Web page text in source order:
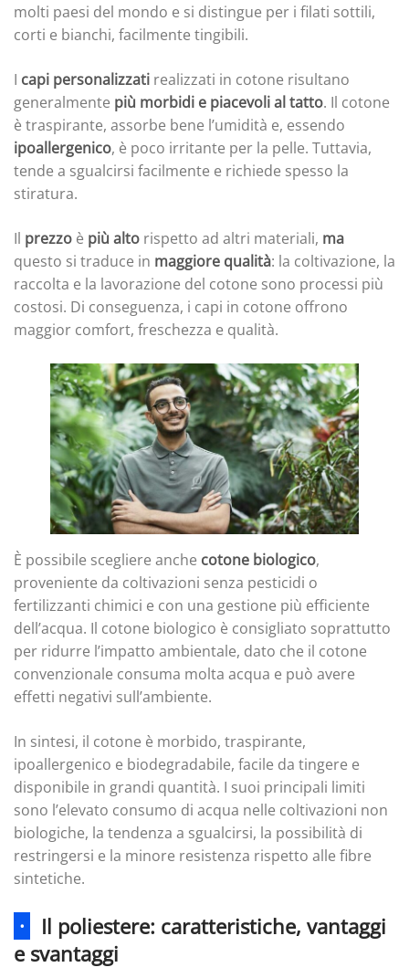
molti paesi del mondo e si distingue per i filati sottili,
corti e bianchi, facilmente tingibili.
I capi personalizzati realizzati in cotone risultano
generalmente più morbidi e piacevoli al tatto. Il cotone
è traspirante, assorbe bene l’umidità e, essendo
ipoallergenico, è poco irritante per la pelle. Tuttavia,
tende a sgualcirsi facilmente e richiede spesso la
stiratura.
Il prezzo è più alto rispetto ad altri materiali, ma
questo si traduce in maggiore qualità: la coltivazione, la
raccolta e la lavorazione del cotone sono processi più
costosi. Di conseguenza, i capi in cotone offrono
maggior comfort, freschezza e qualità.
È possibile scegliere anche cotone biologico,
proveniente da coltivazioni senza pesticidi o
fertilizzanti chimici e con una gestione più efficiente
dell’acqua. Il cotone biologico è consigliato soprattutto
per ridurre l’impatto ambientale, dato che il cotone
convenzionale consuma molta acqua e può avere
effetti negativi sull’ambiente.
In sintesi, il cotone è morbido, traspirante,
ipoallergenico e biodegradabile, facile da tingere e
disponibile in grandi quantità. I suoi principali limiti
sono l’elevato consumo di acqua nelle coltivazioni non
biologiche, la tendenza a sgualcirsi, la possibilità di
restringersi e la minore resistenza rispetto alle fibre
sintetiche.
·
Il poliestere: caratteristiche, vantaggi
e svantaggi